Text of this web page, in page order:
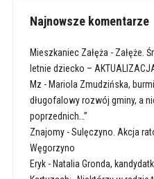
Najnowsze komentarze
Mieszkaniec Załęża - Załęże.
letnie dziecko –
Mz - Mariola Zmudzińska,
długofalowy rozwój gminy, a
poprzednich…”
Znajomy-Sulęczyno. Akcja
Węgorzyno
Eryk- Natalia Gronda,